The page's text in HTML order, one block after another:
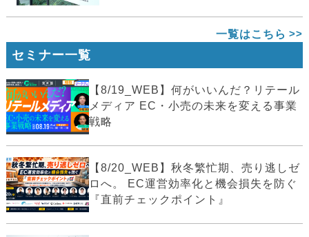
一覧はこちら
セミナー一覧
【8/19_WEB】何がいいんだ？リテール
メディア EC・小売の未来を変える事業
戦略
【8/20_WEB】秋冬繁忙期、売り逃しゼ
ロへ。 EC運営効率化と機会損失を防ぐ
『直前チェックポイント』